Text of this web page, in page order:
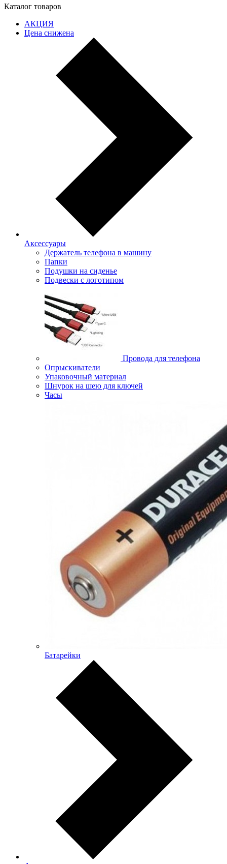
Каталог товаров
АКЦИЯ
Цена снижена
Аксессуары
Держатель телефона в машину
Папки
Подушки на сиденье
Подвески с логотипом
Провода для телефона
Опрыскиватели
Упаковочный материал
Шнурок на шею для ключей
Часы
Батарейки